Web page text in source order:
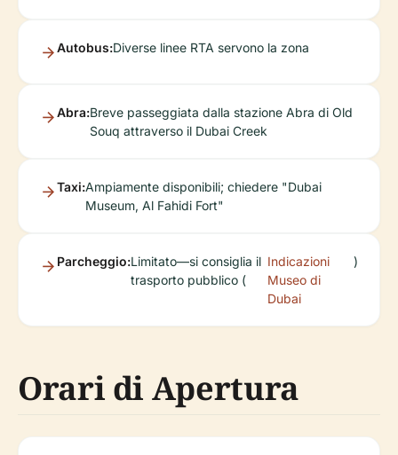
Autobus:Diverse linee RTA servono la zona
Abra:Breve passeggiata dalla stazione Abra di Old
Souq attraverso il Dubai Creek
Taxi:Ampiamente disponibili; chiedere "Dubai
Museum, Al Fahidi Fort"
Parcheggio:Limitato—si consiglia il
trasporto pubblico (
Indicazioni
Museo di
Dubai
)
Orari di Apertura